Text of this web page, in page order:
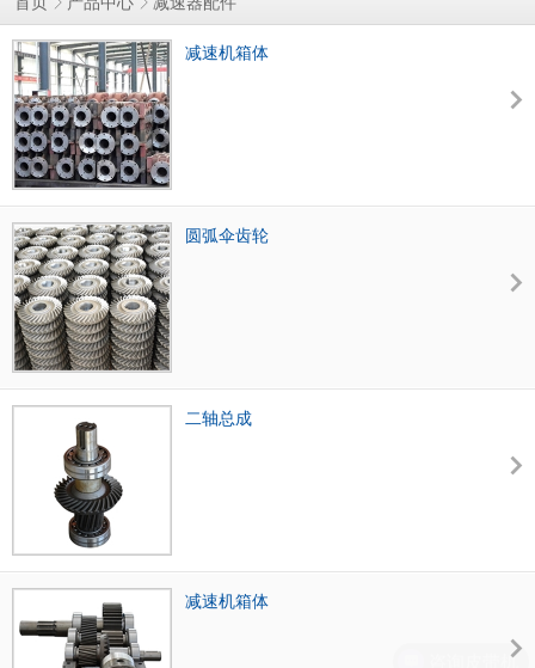
减速机箱体
圆弧伞齿轮
二轴总成
减速机箱体
咨询皮带机